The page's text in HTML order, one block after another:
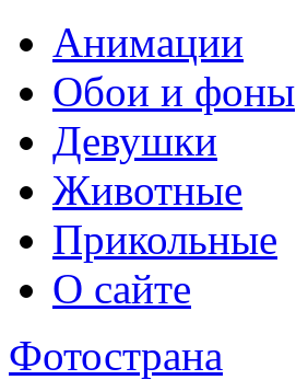
Анимации
Обои и фоны
Девушки
Животные
Прикольные
О сайте
Фотострана